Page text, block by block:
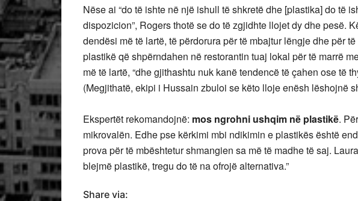
Nëse ai “do të ishte në një ishull të shkretë dhe [plastika] do të
dispozicion”, Rogers thotë se do të zgjidhte llojet dy dhe pesë.
dendësi më të lartë, të përdorura për të mbajtur lëngje dhe për
plastikë që shpërndahen në restorantin tuaj lokal për të marrë
më të lartë, “dhe gjithashtu nuk kanë tendencë të çahen ose të
(Megjithatë, ekipi i Hussain zbuloi se këto lloje enësh lëshojnë
Ekspertët rekomandojnë: mos ngrohni ushqim në plastikë.
mikrovalën. Edhe pse kërkimi mbi ndikimin e plastikës është
prova për të mbështetur shmangien sa më të madhe të saj.
blejmë plastikë, tregu do të na ofrojë alternativa.”
Share via: